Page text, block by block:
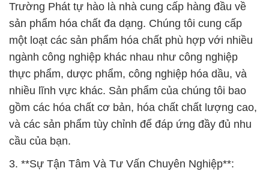
Trường Phát tự hào là nhà cung cấp hàng đầu về
sản phẩm hóa chất đa dạng. Chúng tôi cung cấp
một loạt các sản phẩm hóa chất phù hợp với nhiều
ngành công nghiệp khác nhau như công nghiệp
thực phẩm, dược phẩm, công nghiệp hóa dầu, và
nhiều lĩnh vực khác. Sản phẩm của chúng tôi bao
gồm các hóa chất cơ bản, hóa chất chất lượng cao,
và các sản phẩm tùy chỉnh để đáp ứng đầy đủ nhu
cầu của bạn.
3. **Sự Tận Tâm Và Tư Vấn Chuyên Nghiệp**: